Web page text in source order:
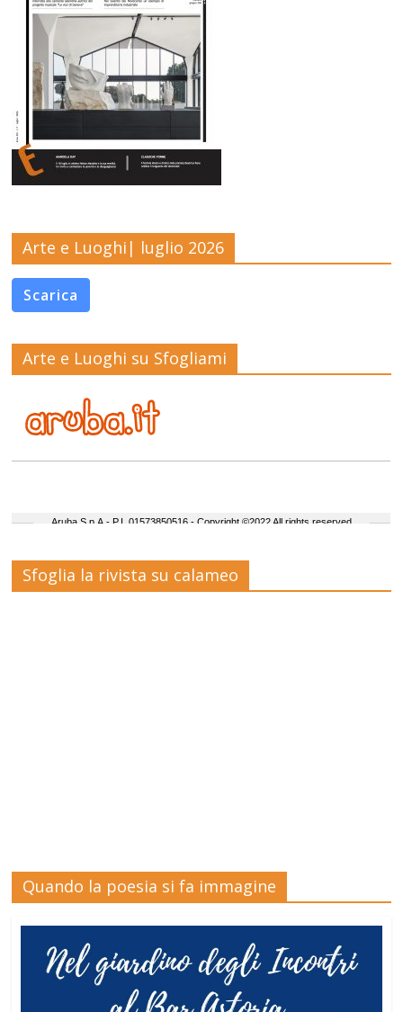
Arte e Luoghi| luglio 2026
Scarica
Arte e Luoghi su Sfogliami
Sfoglia la rivista su calameo
Quando la poesia si fa immagine